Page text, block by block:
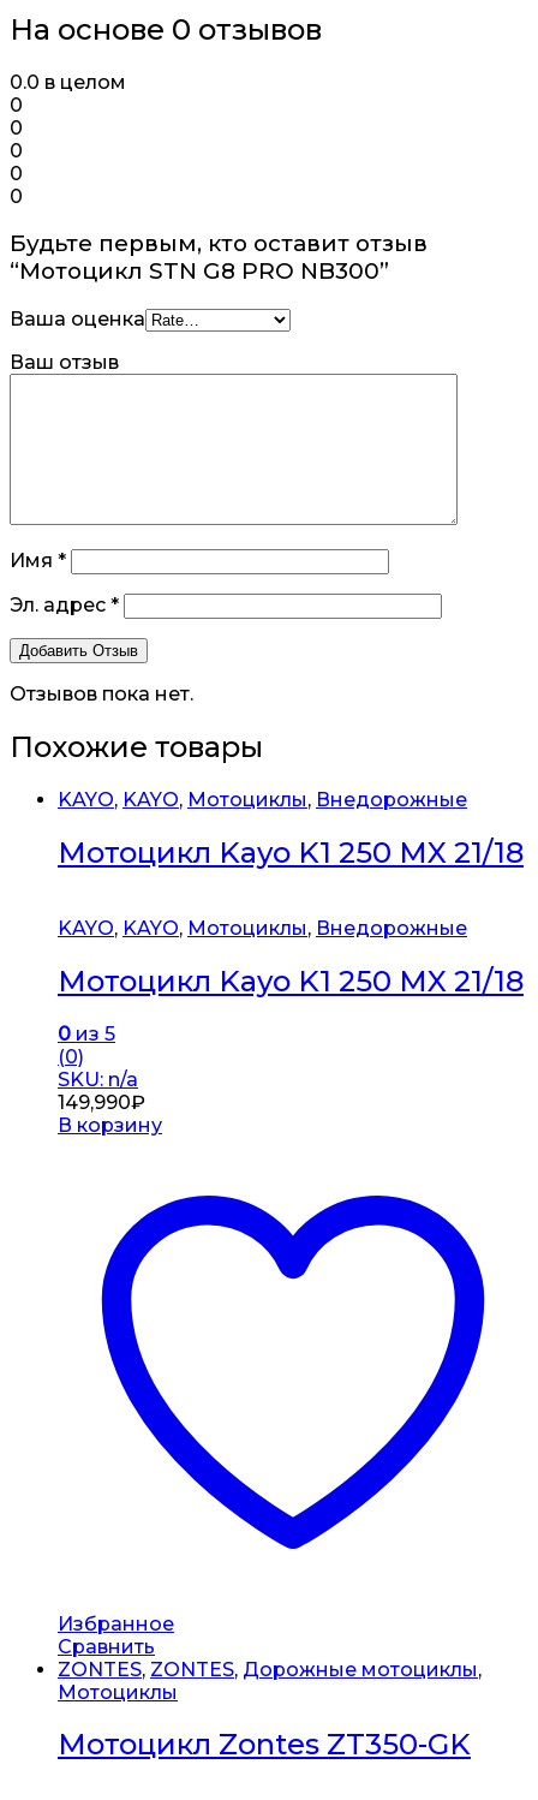
На основе 0 отзывов
0.0 в целом
0
0
0
0
0
Будьте первым, кто оставит отзыв
“Мотоцикл STN G8 PRO NB300”
Ваша оценка
Ваш отзыв
Имя *
Эл. адрес *
Отзывов пока нет.
Похожие товары
KAYO, KAYO, Мотоциклы, Внедорожные
Мотоцикл Kayo K1 250 MX 21/18
KAYO, KAYO, Мотоциклы, Внедорожные
Мотоцикл Kayo K1 250 MX 21/18
0 из 5
(0)
SKU: n/a
149,990₽
В корзину
Избранное
Сравнить
ZONTES, ZONTES, Дорожные мотоциклы,
Мотоциклы
Мотоцикл Zontes ZT350-GK